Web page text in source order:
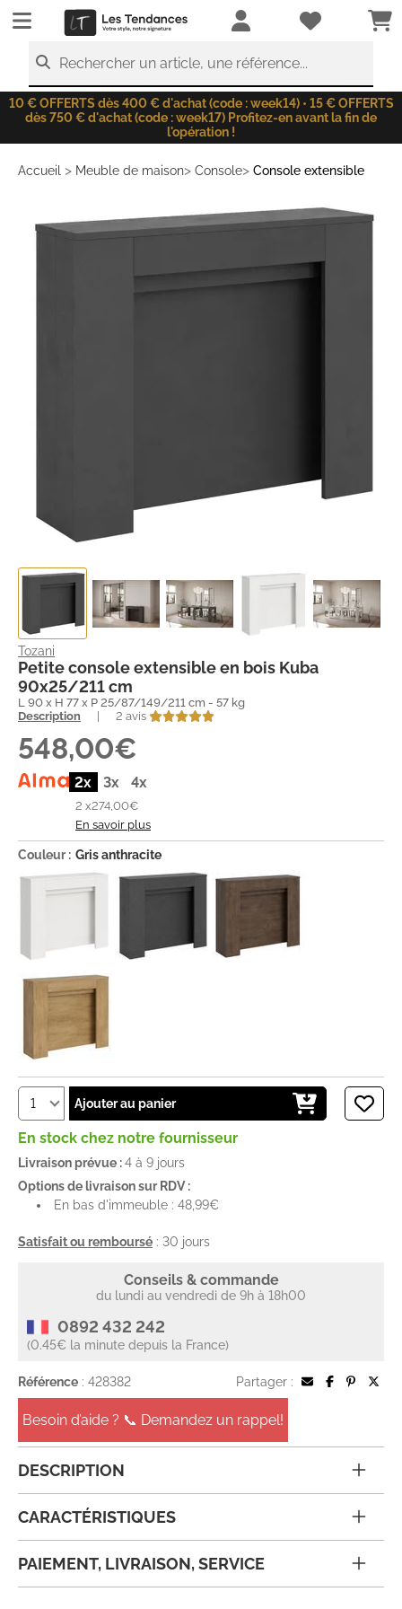
LesTendances.fr
Rechercher un article, une référence...
10 € OFFERTS dès 400 € d'achat (code : week14) • 15 € OFFERTS
dès 750 € d'achat (code : week17) Profitez-en avant la fin de
l'opération !
Accueil > Meuble de maison> Console> Console extensible
Tozani
Petite console extensible en bois Kuba
90x25/211 cm
L 90 x H 77 x P 25/87/149/211 cm - 57 kg
Description
2 avis
548,00€
2x 3x 4x
2 x274,00€
En savoir plus
Couleur : Gris anthracite
Ajouter au panier
En stock chez notre fournisseur
Livraison prévue :4 à 9 jours
Options de livraison sur RDV :
En bas d'immeuble : 48,99€
Satisfait ou remboursé : 30 jours
Conseils & commande
du lundi au vendredi de 9h à 18h00
0892 432 242
(0.45€ la minute depuis la France)
Référence : 428382 Partager :
Besoin d’aide ? 📞 Demandez un rappel!
DESCRIPTION
CARACTÉRISTIQUES
PAIEMENT, LIVRAISON, SERVICE